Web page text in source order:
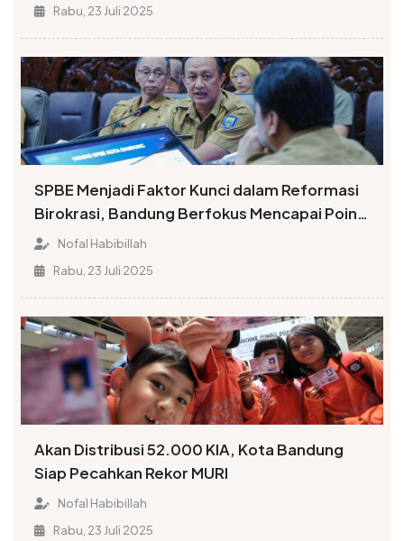
Rabu, 23 Juli 2025
SPBE Menjadi Faktor Kunci dalam Reformasi
Birokrasi, Bandung Berfokus Mencapai Poin
Tinggi Indeks
Nofal Habibillah
Rabu, 23 Juli 2025
Akan Distribusi 52.000 KIA, Kota Bandung
Siap Pecahkan Rekor MURI
Nofal Habibillah
Rabu, 23 Juli 2025